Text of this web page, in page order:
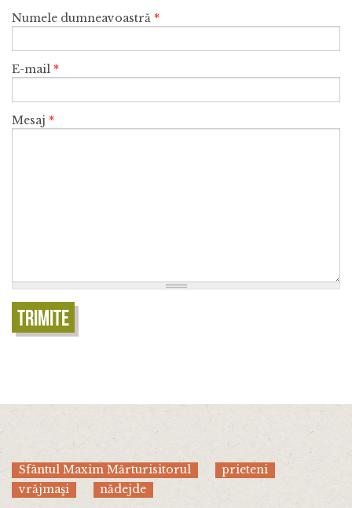
Numele dumneavoastră *
E-mail *
Mesaj *
Trimite
Sfântul Maxim Mărturisitorul
prieteni
vrăjmaşi
nădejde